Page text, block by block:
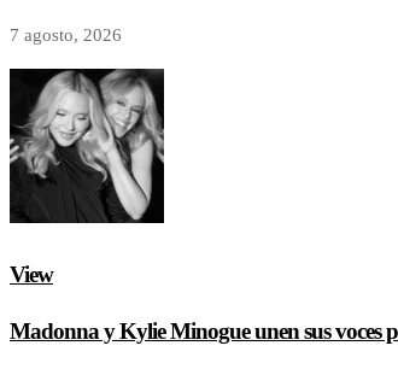
7 agosto, 2026
View
Madonna y Kylie Minogue unen sus voces